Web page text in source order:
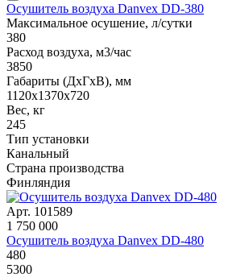
Осушитель воздуха Danvex DD-380
Максимальное осушение, л/сутки
380
Расход воздуха, м3/час
3850
Габариты (ДxГxВ), мм
1120x1370x720
Вес, кг
245
Тип установки
Канальный
Страна производства
Финляндия
Арт. 101589
1 750 000
Осушитель воздуха Danvex DD-480
480
5300